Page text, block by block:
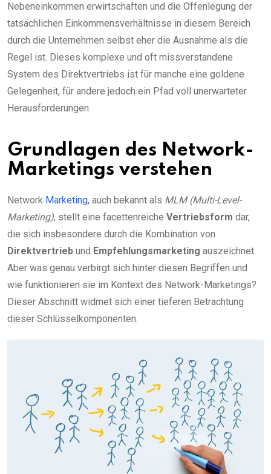
Nebeneinkommen erwirtschaften und die Offenlegung der
tatsächlichen Einkommensverhältnisse in diesem Bereich
durch die Unternehmen selbst eher die Ausnahme als die
Regel ist. Dieses komplexe und oft missverstandene
System des Direktvertriebs ist für manche eine goldene
Gelegenheit, für andere jedoch ein Pfad voll unerwarteter
Herausforderungen.
Grundlagen des Network-
Marketings verstehen
Network Marketing, auch bekannt als MLM (Multi-Level-
Marketing), stellt eine facettenreiche Vertriebsform dar,
die sich insbesondere durch die Kombination von
Direktvertrieb und Empfehlungsmarketing auszeichnet.
Aber was genau verbirgt sich hinter diesen Begriffen und
wie funktionieren sie im Kontext des Network-Marketings?
Dieser Abschnitt widmet sich einer tieferen Betrachtung
dieser Schlüsselkomponenten.